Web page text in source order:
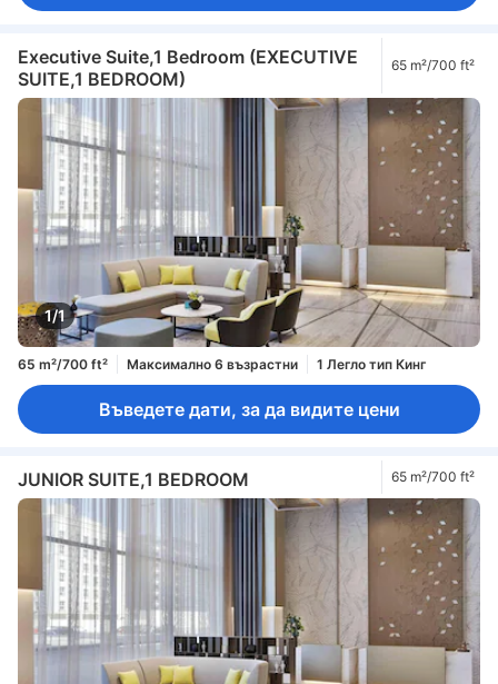
Executive Suite,1 Bedroom (EXECUTIVE
SUITE,1 BEDROOM)
65 m²/700 ft²
1/1
65 m²/700 ft² Максимално 6 възрастни 1 Легло тип Кинг
Въведете дати, за да видите цени
JUNIOR SUITE,1 BEDROOM 65 m²/700 ft²